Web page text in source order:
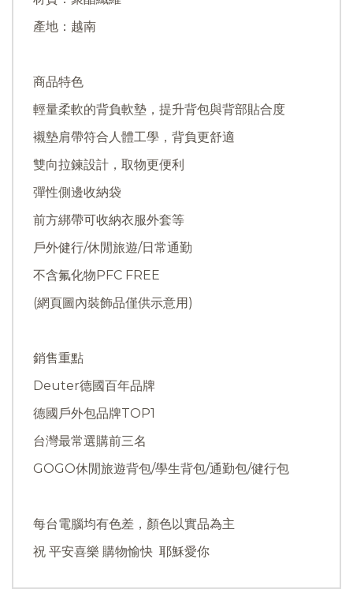
產地：越南
商品特色
輕量柔軟的背負軟墊，提升背包與背部貼合度
襯墊肩帶符合人體工學，背負更舒適
雙向拉鍊設計，取物更便利
彈性側邊收納袋
前方綁帶可收納衣服外套等
戶外健行/休閒旅遊/日常通勤
不含氟化物PFC FREE
(網頁圖內裝飾品僅供示意用)
銷售重點
Deuter德國百年品牌
德國戶外包品牌TOP1
台灣最常選購前三名
GOGO休閒旅遊背包/學生背包/通勤包/健行包
每台電腦均有色差，顏色以實品為主
祝 平安喜樂 購物愉快 耶穌愛你